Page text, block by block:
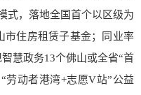
式，落地全国首个以区级为
市住房租赁子基金；同业率
慧政务13个佛山或全省“首
劳动者港湾+志愿V站”公益